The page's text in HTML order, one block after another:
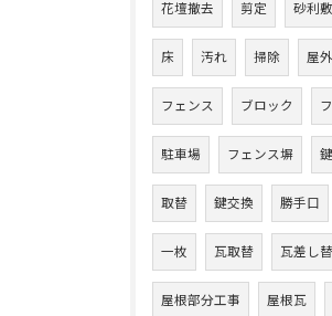
花壇撤去 剪定 砂利
床 汚れ 掃除 屋外
フェンス ブロック
駐車場 フェンス塀 鍵
取替 鍵交換 勝手口
一枚 瓦取替 瓦差し
屋根部分工事 屋根瓦